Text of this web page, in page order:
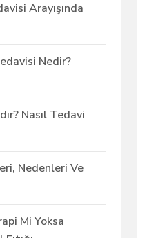
Arayışında
Nedir?
Nasıl Tedavi
Nedenleri Ve
Mi Yoksa